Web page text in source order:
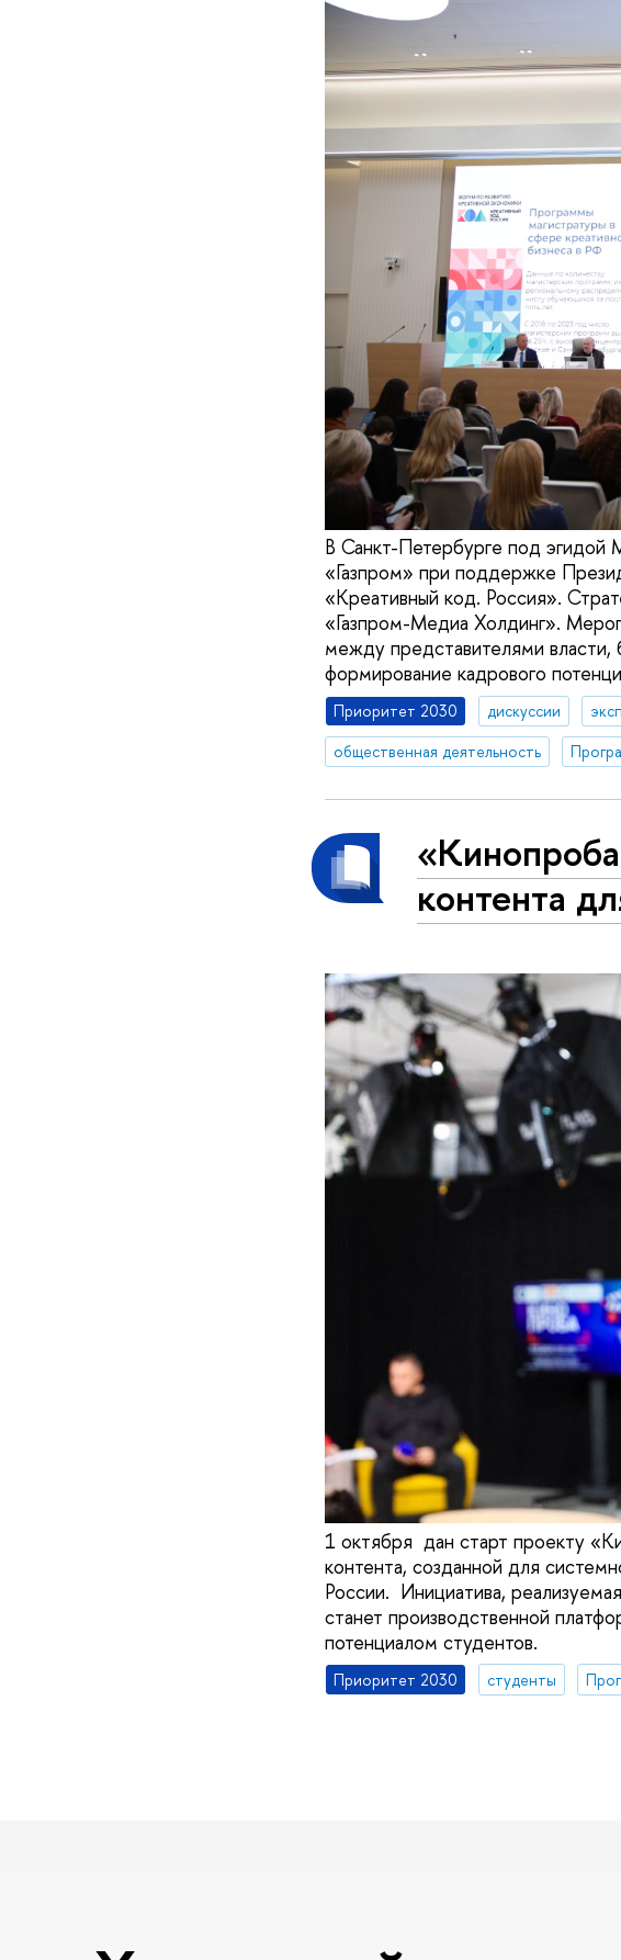
В Санкт-Петербурге под эгидой
«Газпром» при поддержке
«Креативный код. Россия».
«Газпром-Медиа Холдинг».
между представителями
формирование кадрового
Приоритет 2030 дискуссии
общественная деятельность
контента
1 октября дан старт проекту
контента, созданной для
России. Инициатива,
станет производственной
потенциалом студентов.
Приоритет 2030 студенты